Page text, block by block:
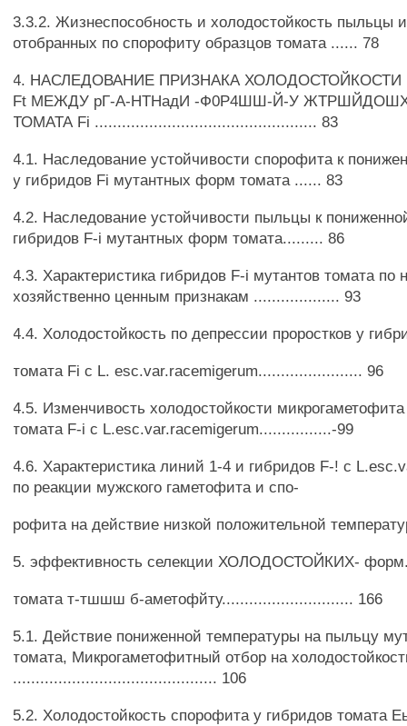
3.3.2. Жизнеспособность и холодостойкость пыльцы
отобранных по спорофиту образцов томата ...... 78
4. НАСЛЕДОВАНИЕ ПРИЗНАКА ХОЛОДОСТОЙКОСТИ
Ft МЕЖДУ рГ-А-НТНадИ -Ф0Р4ШШ-Й-У
ТОМАТА Fi ................................................. 83
4.1. Наследование устойчивости спорофита к
у гибридов Fi мутантных форм томата ...... 83
4.2. Наследование устойчивости пыльцы к
гибридов F-i мутантных форм томата......... 86
4.3. Характеристика гибридов F-i мутантов томата по
хозяйственно ценным признакам ................... 93
4.4. Холодостойкость по депрессии проростков у
томата Fi с L. esc.var.racemigerum....................... 96
4.5. Изменчивость холодостойкости
томата F-i с L.esc.var.racemigerum................-99
4.6. Характеристика линий 1-4 и гибридов F-! с
по реакции мужского гаметофита и спо-
рофита на действие низкой положительной
5. эффективность селекции ХОЛОДОСТОЙКИХ-
томата т-тшшш б-аметофйту............................. 166
5.1. Действие пониженной температуры на пыльцу
томата, Микрогаметофитный отбор на
............................................. 106
5.2. Холодостойкость спорофита у гибридов томата